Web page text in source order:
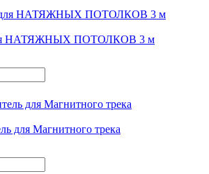
НАТЯЖНЫХ ПОТОЛКОВ 3 м
для Магнитного трека